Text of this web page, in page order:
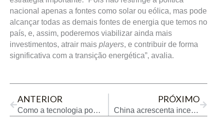
nacional apenas a fontes como solar ou eólica, mas pode
alcançar todas as demais fontes de energia que temos no
país, e, assim, poderemos viabilizar ainda mais
investimentos, atrair mais players, e contribuir de forma
significativa com a transição energética”, avalia.
ANTERIOR
Como a tecnologia pode impulsionar o faturamento de postos de combustíveis
PRÓXIMO
China acrescenta incerteza ao consumo de petróleo em 2024; confira análise da Hedgepoint